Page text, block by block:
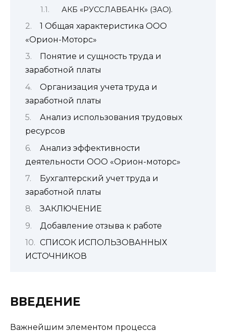
АКБ «РУССЛАВБАНК» (ЗАО).
1 Общая характеристика ООО
«Орион-Моторс»
Понятие и сущность труда и
заработной платы
Организация учета труда и
заработной платы
Анализ использования трудовых
ресурсов
Анализ эффективности
деятельности ООО «Орион-моторс»
Бухгалтерский учет труда и
заработной платы
ЗАКЛЮЧЕНИЕ
Добавление отзыва к работе
СПИСОК ИСПОЛЬЗОВАННЫХ
ИСТОЧНИКОВ
ВВЕДЕНИЕ
Важнейшим элементом процесса